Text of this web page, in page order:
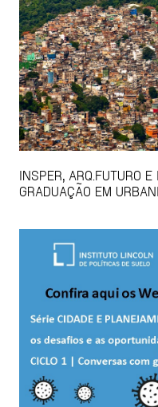
INSPER, ARQ.FUTURO
GRADUAÇÃO EM